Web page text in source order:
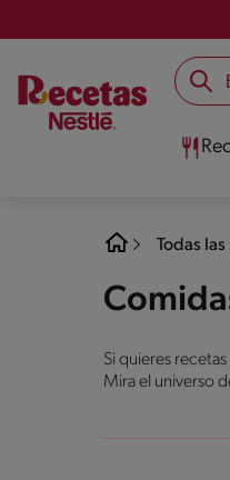
Todas
Si quieres
Mira el universo